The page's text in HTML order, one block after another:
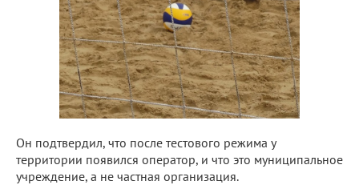
Он подтвердил, что после тестового режима у
территории появился оператор, и что это муниципальное
учреждение, а не частная организация.